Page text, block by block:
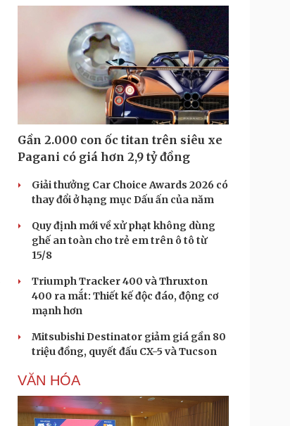
Gần 2.000 con ốc titan trên siêu xe
Pagani có giá hơn 2,9 tỷ đồng
Giải thưởng Car Choice Awards 2026 có
thay đổi ở hạng mục Dấu ấn của năm
Quy định mới về xử phạt không dùng
ghế an toàn cho trẻ em trên ô tô từ
15/8
Triumph Tracker 400 và Thruxton
400 ra mắt: Thiết kế độc đáo, động cơ
mạnh hơn
Mitsubishi Destinator giảm giá gần 80
triệu đồng, quyết đấu CX-5 và Tucson
VĂN HÓA